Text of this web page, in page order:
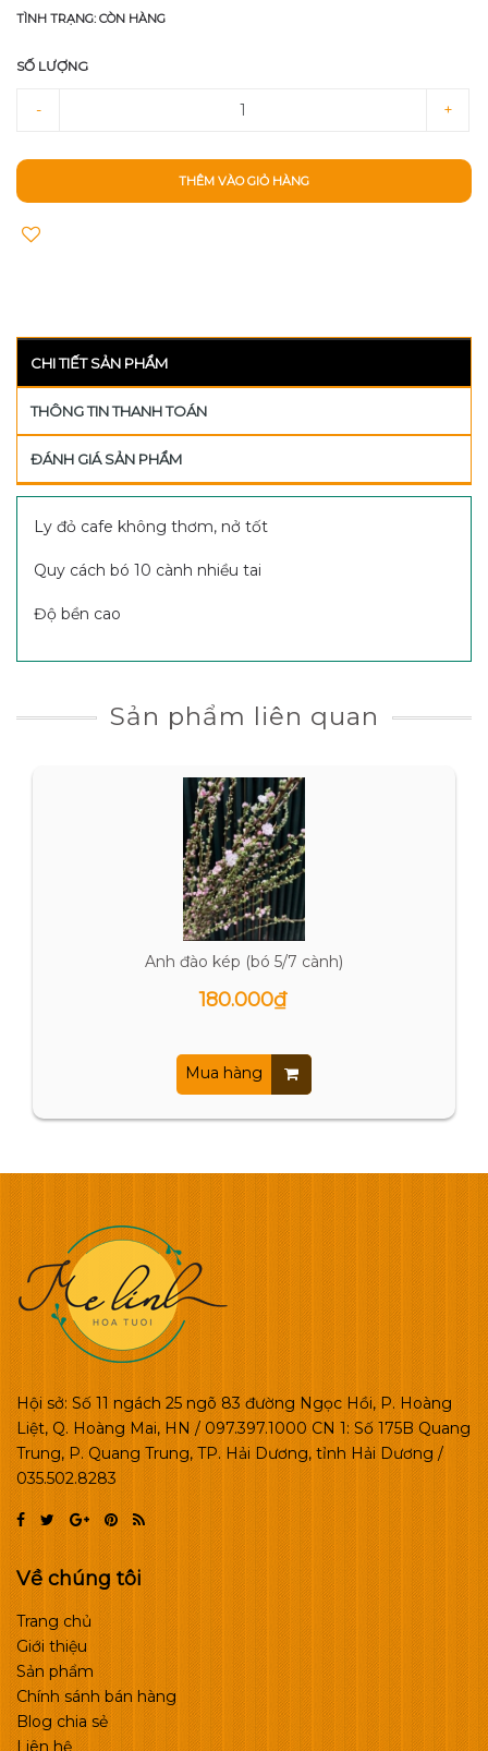
TÌNH TRẠNG: CÒN HÀNG
SỐ LƯỢNG
- +
THÊM VÀO GIỎ HÀNG
CHI TIẾT SẢN PHẨM
THÔNG TIN THANH TOÁN
ĐÁNH GIÁ SẢN PHẨM
Ly đỏ cafe không thơm, nở tốt
Quy cách bó 10 cành nhiều tai
Độ bền cao
Sản phẩm liên quan
Anh đào kép (bó 5/7 cành)
180.000₫
Mua hàng
Hội sở: Số 11 ngách 25 ngõ 83 đường Ngọc Hồi, P. Hoàng
Liệt, Q. Hoàng Mai, HN / 097.397.1000 CN 1: Số 175B Quang
Trung, P. Quang Trung, TP. Hải Dương, tỉnh Hải Dương /
035.502.8283
Về chúng tôi
Trang chủ
Giới thiệu
Sản phẩm
Chính sánh bán hàng
Blog chia sẻ
Liên hệ